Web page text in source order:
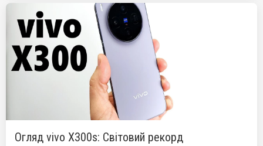
Огляд vivo X300s: Світовий рекорд